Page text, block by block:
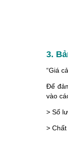
3.
“Giá
Để
vào
> Số
>